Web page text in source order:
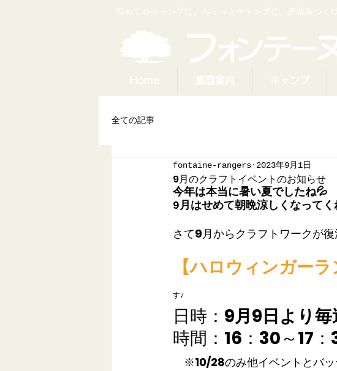
初めてのキャンプに、ちょっとキャンプに。茨城県つく
Home 施設案内 キャンプ
全ての記事
9月のクラフトイベントのお知らせ
fontaine-rangers 2023年9月1日
今年は本当に暑い夏でしたね💦
9月はせめて朝晩涼しくなって
さて9月からクラフトワークが復
【ハロウィンガー
す♪
日時： 9月9日より
時間：16：30～17
※10/28のみ他イベントとバッ